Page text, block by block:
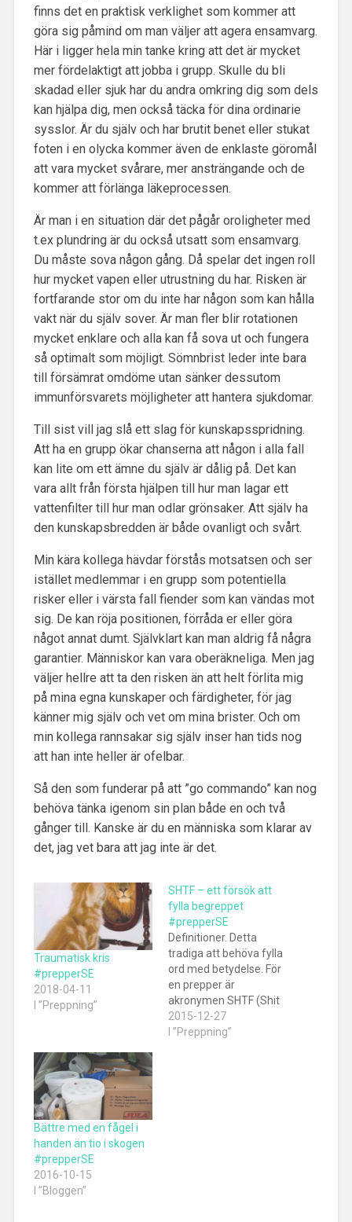
finns det en praktisk verklighet som kommer att
göra sig påmind om man väljer att agera ensamvarg.
Här i ligger hela min tanke kring att det är mycket
mer fördelaktigt att jobba i grupp. Skulle du bli
skadad eller sjuk har du andra omkring dig som dels
kan hjälpa dig, men också täcka för dina ordinarie
sysslor. Är du själv och har brutit benet eller stukat
foten i en olycka kommer även de enklaste göromål
att vara mycket svårare, mer ansträngande och de
kommer att förlänga läkeprocessen.
Är man i en situation där det pågår oroligheter med
t.ex plundring är du också utsatt som ensamvarg.
Du måste sova någon gång. Då spelar det ingen roll
hur mycket vapen eller utrustning du har. Risken är
fortfarande stor om du inte har någon som kan hålla
vakt när du själv sover. Är man fler blir rotationen
mycket enklare och alla kan få sova ut och fungera
så optimalt som möjligt. Sömnbrist leder inte bara
till försämrat omdöme utan sänker dessutom
immunförsvarets möjligheter att hantera sjukdomar.
Till sist vill jag slå ett slag för kunskapsspridning.
Att ha en grupp ökar chanserna att någon i alla fall
kan lite om ett ämne du själv är dålig på. Det kan
vara allt från första hjälpen till hur man lagar ett
vattenfilter till hur man odlar grönsaker. Att själv ha
den kunskapsbredden är både ovanligt och svårt.
Min kära kollega hävdar förstås motsatsen och ser
istället medlemmar i en grupp som potentiella
risker eller i värsta fall fiender som kan vändas mot
sig. De kan röja positionen, förråda er eller göra
något annat dumt. Självklart kan man aldrig få några
garantier. Människor kan vara oberäkneliga. Men jag
väljer hellre att ta den risken än att helt förlita mig
på mina egna kunskaper och färdigheter, för jag
känner mig själv och vet om mina brister. Och om
min kollega rannsakar sig själv inser han tids nog
att han inte heller är ofelbar.
Så den som funderar på att ”go commando” kan nog
behöva tänka igenom sin plan både en och två
gånger till. Kanske är du en människa som klarar av
det, jag vet bara att jag inte är det.
Traumatisk kris
#prepperSE
2018-04-11
I ”Preppning”
SHTF – ett försök att
fylla begreppet
#prepperSE
Definitioner. Detta
tradiga att behöva fylla
ord med betydelse. För
en prepper är
akronymen SHTF (Shit
Hits The Fan) väldigt
tydlig. Det är när allt går
2015-12-27
I ”Preppning”
Bättre med en fågel i
handen än tio i skogen
#prepperSE
2016-10-15
I ”Bloggen”